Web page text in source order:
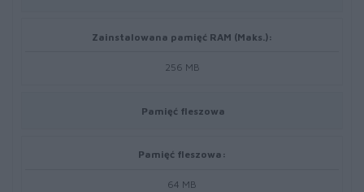
Zainstalowana pamięć RAM (Maks.):
256 MB
Pamięć fleszowa
Pamięć fleszowa:
64 MB